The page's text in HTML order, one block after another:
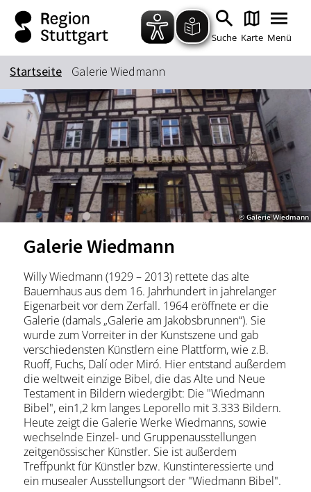
Zum Hauptinhalt springen
Zur Suche springen
Zur Hauptnavigation
Zum Footer springen
Suche Karte Menü
Suchbegriff
Das könnte Sie interessieren
Stadtführungen
Tickets
Citytour
Übernachtung
Erlebnisse
Essen & Trinken
Wein
Automobil
Kultur
Feste & Highlights
Startseite Galerie Wiedmann
© Galerie Wiedmann
Galerie Wiedmann
Willy Wiedmann (1929 – 2013) rettete das alte
Bauernhaus aus dem 16. Jahrhundert in jahrelanger
Eigenarbeit vor dem Zerfall. 1964 eröffnete er die
Galerie (damals „Galerie am Jakobsbrunnen“). Sie
wurde zum Vorreiter in der Kunstszene und gab
verschiedensten Künstlern eine Plattform, wie z.B.
Ruoff, Fuchs, Dalí oder Miró. Hier entstand außerdem
die weltweit einzige Bibel, die das Alte und Neue
Testament in Bildern wiedergibt: Die "Wiedmann
Bibel", ein1,2 km langes Leporello mit 3.333 Bildern.
Heute zeigt die Galerie Werke Wiedmanns, sowie
wechselnde Einzel- und Gruppenausstellungen
zeitgenössischer Künstler. Sie ist außerdem
Treffpunkt für Künstler bzw. Kunstinteressierte und
ein musealer Ausstellungsort der "Wiedmann Bibel".